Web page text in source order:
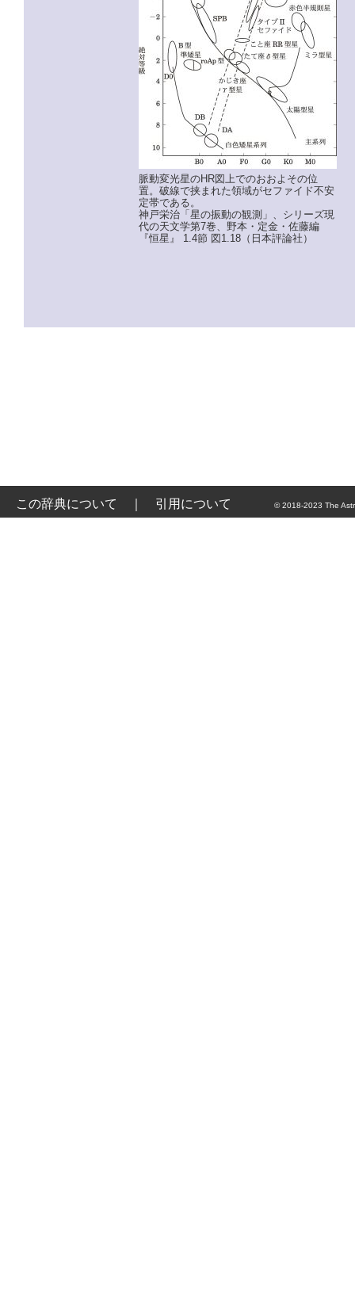
脈動変光星のHR図上でのおおよその位
置。破線で挟まれた領域がセファイド不安
定帯である。
神戸栄治「星の振動の観測」、シリーズ現
代の天文学第7巻、野本・定金・佐藤編
『恒星』 1.4節 図1.18（日本評論社）
この辞典について 引用について © 2018-2023 The